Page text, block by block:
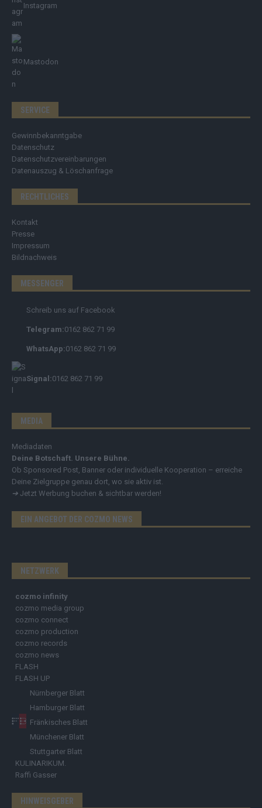
Instagram
Mastodon
SERVICE
Gewinnbekanntgabe
Datenschutz
Datenschutzvereinbarungen
Datenauszug & Löschanfrage
RECHTLICHES
Kontakt
Presse
Impressum
Bildnachweis
MESSENGER
Schreib uns auf Facebook
Telegram:0162 862 71 99
WhatsApp:0162 862 71 99
Signal:0162 862 71 99
MEDIA
Mediadaten
Deine Botschaft. Unsere Bühne.
Ob Sponsored Post, Banner oder individuelle Kooperation – erreiche
Deine Zielgruppe genau dort, wo sie aktiv ist.
➔ Jetzt Werbung buchen & sichtbar werden!
EIN ANGEBOT DER COZMO NEWS
NETZWERK
cozmo infinity
cozmo media group
cozmo connect
cozmo production
cozmo records
cozmo news
FLASH
FLASH UP
Nürnberger Blatt
Hamburger Blatt
Fränkisches Blatt
Münchener Blatt
Stuttgarter Blatt
KULINARIKUM.
Raffi Gasser
HINWEISGEBER